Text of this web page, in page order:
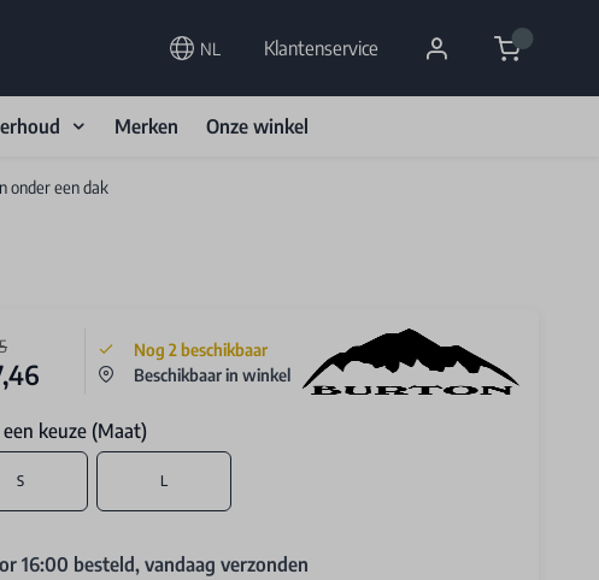
NL Klantenservice Cart
Merken Onze winkel
onder een dak
Nog 2 beschikbaar
Beschikbaar in winkel
keuze (Maat)
S L
16:00 besteld, vandaag verzonden